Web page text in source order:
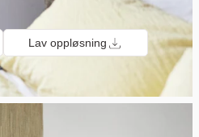
Lav oppløsning